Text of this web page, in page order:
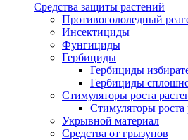
Средства защиты растений
Противогололедный
Инсектициды
Фунгициды
Гербициды
Гербициды
Гербициды
Стимуляторы роста
Стимуляторы роста
Укрывной материал
Средства от грызунов